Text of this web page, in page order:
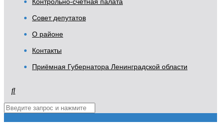
Совет депутатов
О районе
Контакты
Приёмная Губернатора Ленинградской области